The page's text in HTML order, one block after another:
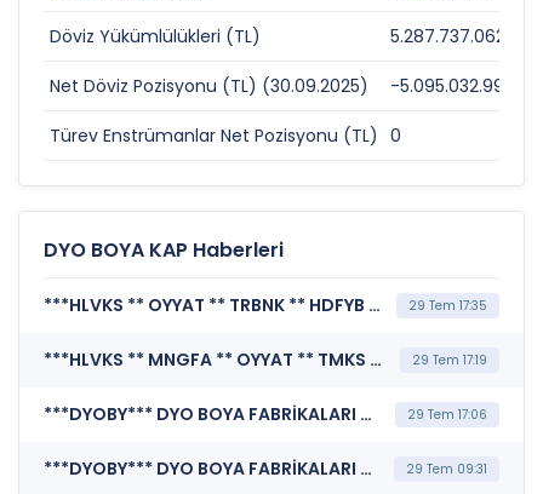
Döviz Yükümlülükleri (TL) 5.287.737.062
Net Döviz Pozisyonu (TL) (30.09.2025) -5.095.032.990
Türev Enstrümanlar Net Pozisyonu (TL) 0
DYO BOYA KAP Haberleri
***HLVKS ** OYYAT ** TRBNK ** HDFYB ** PBTR ** DYOBY ** ADLVY ** EMVAR*** BORSA İSTANBUL A.Ş. (Borçlanma Araçlarının / Kira Sertifikalarının İşlem Görmeye Başlaması) 29 Tem 17:35
***HLVKS ** MNGFA ** OYYAT ** TMKS ** GYVAR ** MRBAS ** EMVAR ** VDFAS ** TRKFN ** EMIRV ** DYOBY ** MDASM ** QUFIN ** SMRTG*** MERKEZİ KAYIT KURULUŞU A.Ş. (Borçlanma Araçları, Yatırım Fonları ve Varant İtfa/Kupon/Getiri/ Nakdi Uzlaşı Ödeme İşlemleri) 29 Tem 17:19
***DYOBY*** DYO BOYA FABRİKALARI SANAYİ VE TİCARET A.Ş. (Pay Dışında Sermaye Piyasası Aracı İşlemlerine İlişkin Bildirim (Faiz İçeren)) 29 Tem 17:06
***DYOBY*** DYO BOYA FABRİKALARI SANAYİ VE TİCARET A.Ş. (Pay Dışında Sermaye Piyasası Aracı İşlemlerine İlişkin Bildirim (Faiz İçeren)) 29 Tem 09:31